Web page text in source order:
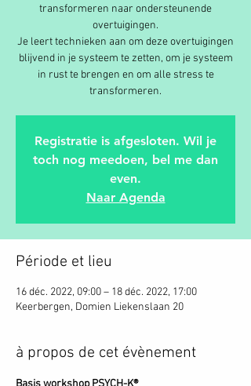
transformeren naar ondersteunende
overtuigingen.
Je leert technieken aan om deze overtuigingen
blijvend in je systeem te zetten, om je systeem
in rust te brengen en om alle stress te
transformeren.
Registratie is afgesloten. Wil je
toch nog meedoen, bel me dan
even.
Naar Agenda
Période et lieu
16 déc. 2022, 09:00 – 18 déc. 2022, 17:00
Keerbergen, Domien Liekenslaan 20
à propos de cet évènement